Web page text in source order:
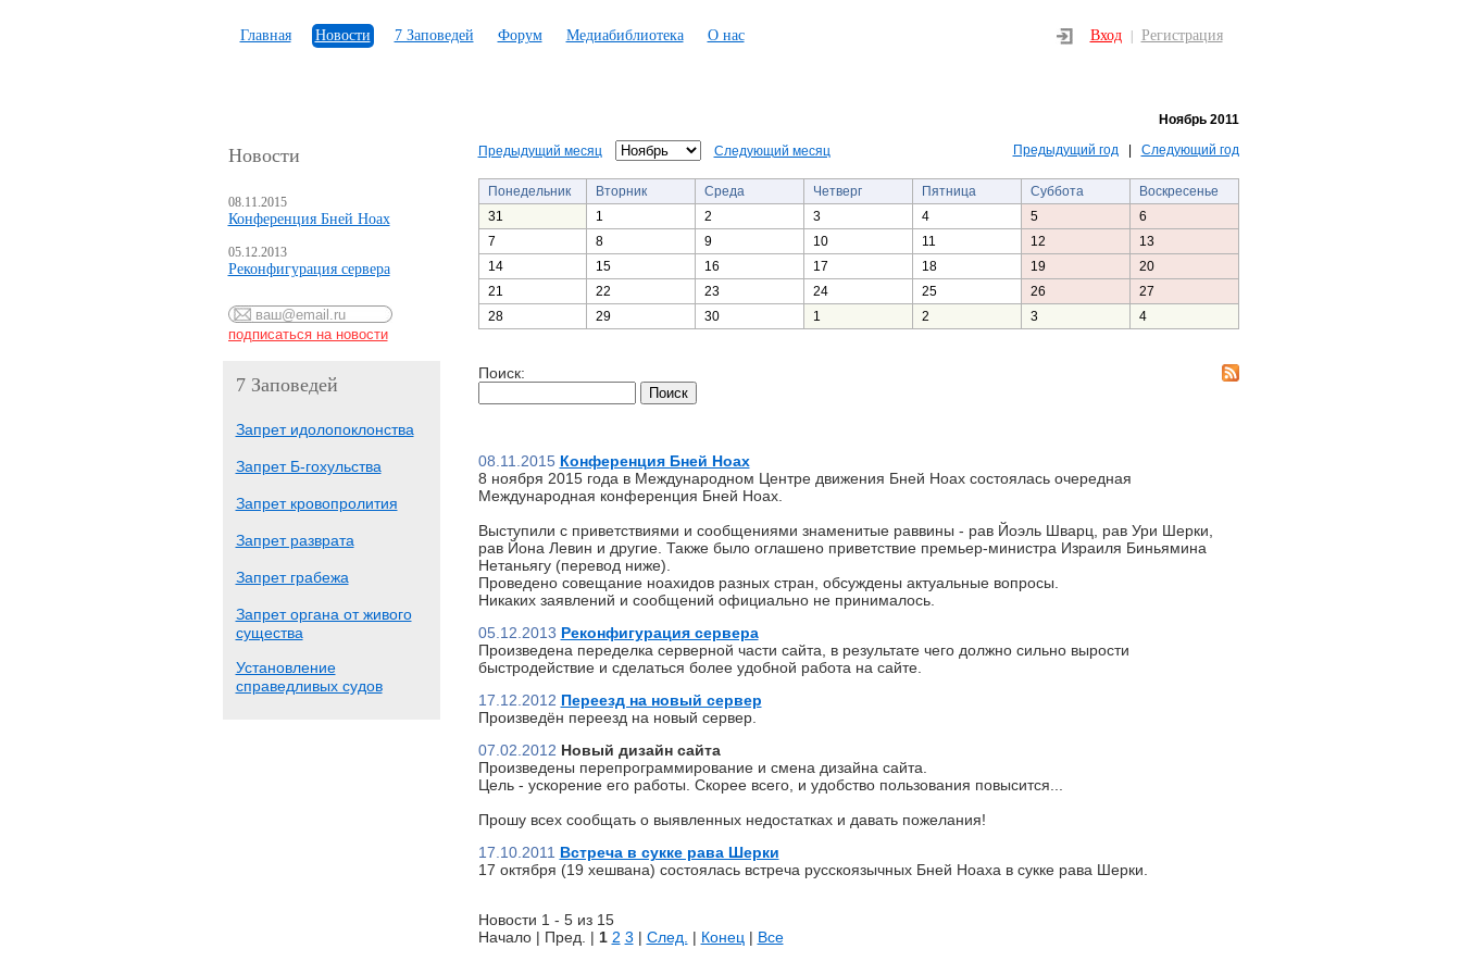
Главная Новости 7 Заповедей Форум Медиабиблиотека О нас Вход Регистрация
Новости
08.11.2015
Конференция Бней Ноах
05.12.2013
Реконфигурация сервера
7 Заповедей
Запрет идолопоклонства
Запрет Б-гохульства
Запрет кровопролития
Запрет разврата
Запрет грабежа
Запрет органа от живого
существа
Установление
справедливых судов
Ноябрь 2011
Предыдущий месяц Следующий месяц Предыдущий год| Следующий год
Понедельник Вторник Среда Четверг Пятница Суббота
Воскресенье
31
1 2 3 4 5
6
7
8 9 10 11 12
13
14
15 16 17 18 19
20
21
22 23 24 25 26
27
28
29 30 1 2 3 4
Поиск:
08.11.2015 Конференция Бней Ноах
8 ноября 2015 года в Международном Центре движения Бней Ноах состоялась очередная
Международная конференция Бней Ноах.
Выступили с приветствиями и сообщениями знаменитые раввины - рав Йоэль Шварц, рав Ури Шерки,
рав Йона Левин и другие. Также было оглашено приветствие премьер-министра Израиля Биньямина
Нетаньягу (перевод ниже).
Проведено совещание ноахидов разных стран, обсуждены актуальные вопросы.
Никаких заявлений и сообщений официально не принималось.
05.12.2013 Реконфигурация сервера
Произведена переделка серверной части сайта, в результате чего должно сильно вырости
быстродействие и сделаться более удобной работа на сайте.
17.12.2012 Переезд на новый сервер
Произведён переезд на новый сервер.
07.02.2012 Новый дизайн сайта
Произведены перепрограммирование и смена дизайна сайта.
Цель - ускорение его работы. Скорее всего, и удобство пользования повысится...
Прошу всех сообщать о выявленных недостатках и давать пожелания!
17.10.2011 Встреча в сукке рава Шерки
17 октября (19 хешвана) состоялась встреча русскоязычных Бней Ноаха в сукке рава Шерки.
Новости 1 - 5 из 15
Начало | Пред. | 1 2 3 | След. | Конец | Все